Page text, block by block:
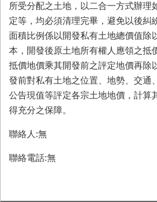
所受分配之土地，以二合一方式辦理
定等，均必須清理完畢，避免以
面積比例係以開發私有土地總價值除
本，開發後原土地所有權人應領之抵
抵價地價乘其開發前之評定地價再除
發前對私有土地之位置、地勢、交通
公告現值等評定各宗土地地價，計算
得充分之保障。
聯絡人:無
聯絡電話:無